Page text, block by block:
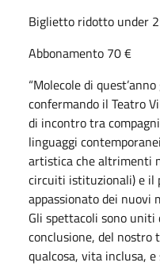
Biglietto ridotto under
Abbonamento 70 €
“Molecole di
confermando il Teatro
di incontro tra
linguaggi
artistica che altrimenti
circuiti istituzionali) e il
appassionato dei nuovi
Gli spettacoli sono
conclusione, del
qualcosa, vita inclusa,